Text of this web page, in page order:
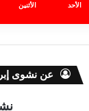
الأحد الأثنين
عن نشوى